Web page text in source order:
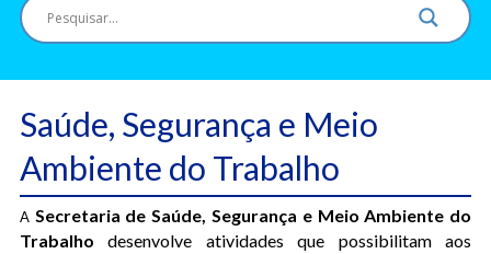
Saúde, Segurança e Meio
Ambiente do Trabalho
A Secretaria de Saúde, Segurança e Meio Ambiente do
Trabalho desenvolve atividades que possibilitam aos